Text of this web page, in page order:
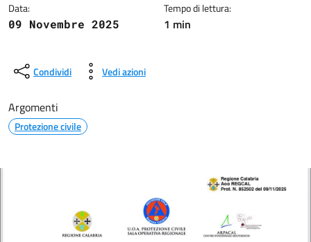
Data:
09 Novembre 2025
Tempo di lettura:
1 min
Condividi Vedi azioni
Argomenti
Protezione civile